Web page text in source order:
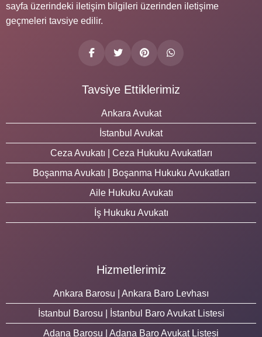
sayfa üzerindeki iletişim bilgileri üzerinden iletişime
geçmeleri tavsiye edilir.
Tavsiye Ettiklerimiz
Ankara Avukat
İstanbul Avukat
Ceza Avukatı | Ceza Hukuku Avukatları
Boşanma Avukatı | Boşanma Hukuku Avukatları
Aile Hukuku Avukatı
İş Hukuku Avukatı
Hizmetlerimiz
Ankara Barosu | Ankara Baro Levhası
İstanbul Barosu | İstanbul Baro Avukat Listesi
Adana Barosu | Adana Baro Avukat Listesi